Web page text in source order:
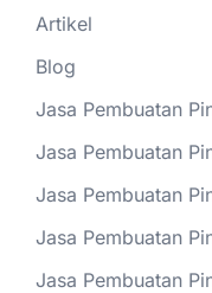
Artikel
Blog
Jasa Pembuatan
Jasa Pembuatan
Jasa Pembuatan
Jasa Pembuatan
Jasa Pembuatan